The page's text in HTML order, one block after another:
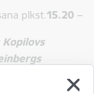
plkst.15.20 –